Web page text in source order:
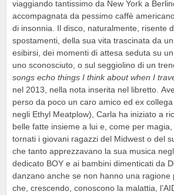
viaggiando tantissimo da New York a
accompagnata da pessimo caffè
di insonnia. Il disco, naturalmente, risente
spostamenti, della sua vita trascinata da
esibirsi, dei momenti di attesa seduta su
uno sconosciuto, o sul seggiolino di un
songs echo things I think about when I
nel 2013, nella nota inserita nel libretto.
perso da poco un caro amico ed ex
negli Ethyl Meatplow), Carla ha iniziato a
belle fatte insieme a lui e, come per
tornati i giovani ragazzi del Midwest o del
che tanto apprezzavano la sua musica
dedicato BOY e ai bambini dimenticati da
danzano anche se non hanno una ragione
che, crescendo, conoscono la malattia,